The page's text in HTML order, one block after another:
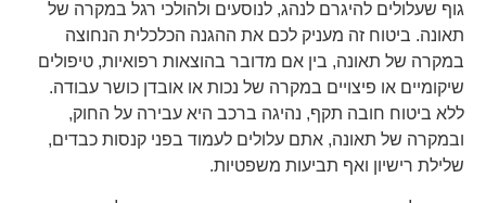
גוף שעלולים להיגרם לנהג, לנוסעים ולהולכי רגל במקרה של
תאונה. ביטוח זה מעניק לכם את ההגנה הכלכלית הנחוצה
במקרה של תאונה, בין אם מדובר בהוצאות רפואיות, טיפולים
שיקומיים או פיצויים במקרה של נכות או אובדן כושר עבודה.
ללא ביטוח חובה תקף, נהיגה ברכב היא עבירה על החוק,
ובמקרה של תאונה, אתם עלולים לעמוד בפני קנסות כבדים,
שלילת רישיון ואף תביעות משפטיות.